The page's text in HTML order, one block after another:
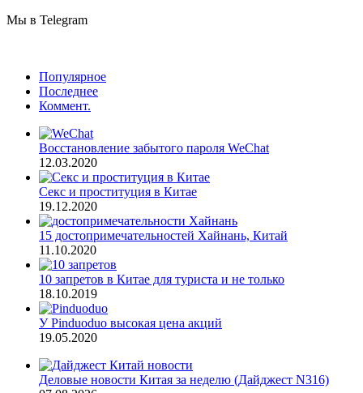
Мы в Telegram
Популярное
Последнее
Коммент.
Восстановление забытого пароля WeChat
12.03.2020
Секс и проституция в Китае
19.12.2020
15 достопримечательностей Хайнань, Китай
11.10.2020
10 запретов в Китае для туриста и не только
18.10.2019
У Pinduoduo высокая цена акций
19.05.2020
Деловые новости Китая за неделю (Дайджест N316)